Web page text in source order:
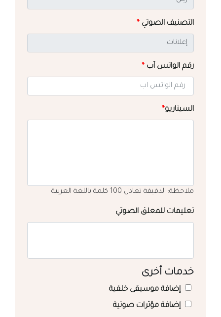
التصنيف الصوتي *
رقم الواتس آب *
السيناريو*
ملاحظة: الدقيقة تعادل 100 كلمة باللغة العربية
تعليمات للمعلق الصوتي
خدمات أخرى
إضافة موسيقى خلفية
إضافة مؤثرات صوتية